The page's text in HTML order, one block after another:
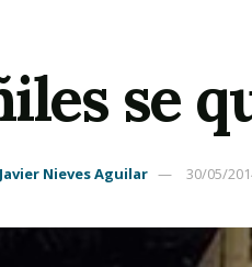
se
Nieves Aguilar 30/05/